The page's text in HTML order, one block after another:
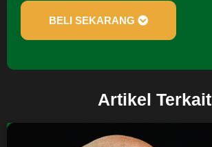
BELI SEKARANG
Artikel Terkait